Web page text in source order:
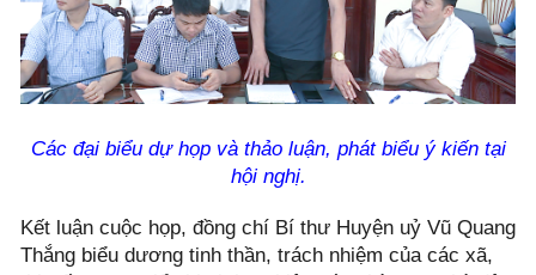
Các đại biểu dự họp và thảo luận, phát biểu ý kiến tại
hội nghị.
Kết luận cuộc họp, đồng chí Bí thư Huyện uỷ Vũ Quang
Thắng biểu dương tinh thần, trách nhiệm của các xã,